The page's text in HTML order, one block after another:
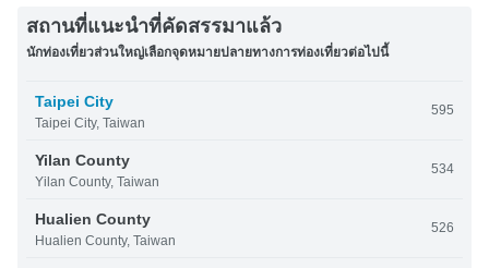
สถานที่แนะนำที่คัดสรรมาแล้ว
นักท่องเที่ยวส่วนใหญ่เลือกจุดหมายปลายทางการท่องเที่ยวต่อไปนี้
Taipei City
Taipei City, Taiwan
595
Yilan County
Yilan County, Taiwan
534
Hualien County
Hualien County, Taiwan
526